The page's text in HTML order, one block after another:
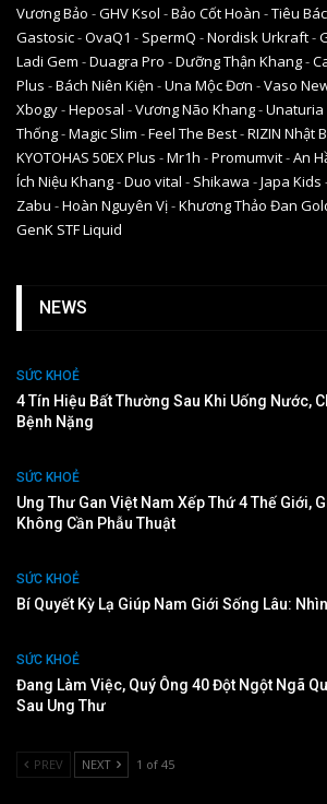
Vương Bảo -GHV Ksol -Bảo Cốt Hoàn -Tiêu
Gastosic-OvaQ1 - SpermQ -Nordisk Urkraft-
Ladi Gem -Duagra Pro -Dưỡng Thận Khang-
Plus -Bách Niên Kiện -Una Mộc Đơn -Vaso
Xbogy-Heposal -Vương Não Khang-Unaturia
Thống-Magic Slim -Feel The Best-RIZIN Nhật
KYOTOHAS 50EX Plus -Mr1h -Promumvit-An
Ích Niệu Khang-Duo vital - Shikawa -Japa Kids
Zabu -Hoàn Nguyên Vị-Khương Thảo Đan
GenK STF Liquid
NEWS
SỨC KHOẺ
4 Tín Hiệu Bất Thường Sau Khi Uống Nước,
Bệnh Nặng
SỨC KHOẺ
Ung Thư Gan Việt Nam Xếp Thứ 4 Thế Giới,
Không Cần Phẫu Thuật
SỨC KHOẺ
Bí Quyết Kỳ Lạ Giúp Nam Giới Sống Lâu:
SỨC KHOẺ
Đang Làm Việc, Quý Ông 40 Đột Ngột Ngã
Sau Ung Thư
PREV NEXT 1 of 45